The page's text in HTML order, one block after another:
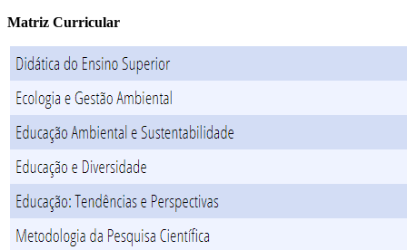
Matriz Curricular